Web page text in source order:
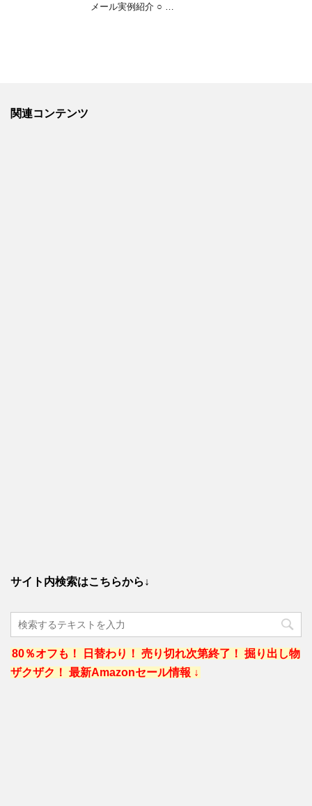
メール実例紹介 ○ …
関連コンテンツ
サイト内検索はこちらから↓
80％オフも！ 日替わり！ 売り切れ次第終了！ 掘り出し物
ザクザク！ 最新Amazonセール情報 ↓